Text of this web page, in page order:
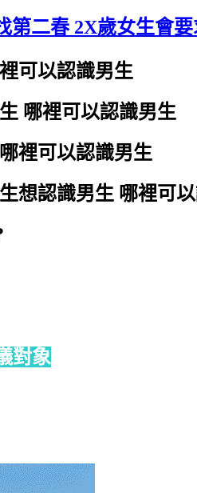
第二春 2X歲女生會
可以認識男生
哪裡可以認識男生
裡可以認識男生
想認識男生 哪裡可
對象